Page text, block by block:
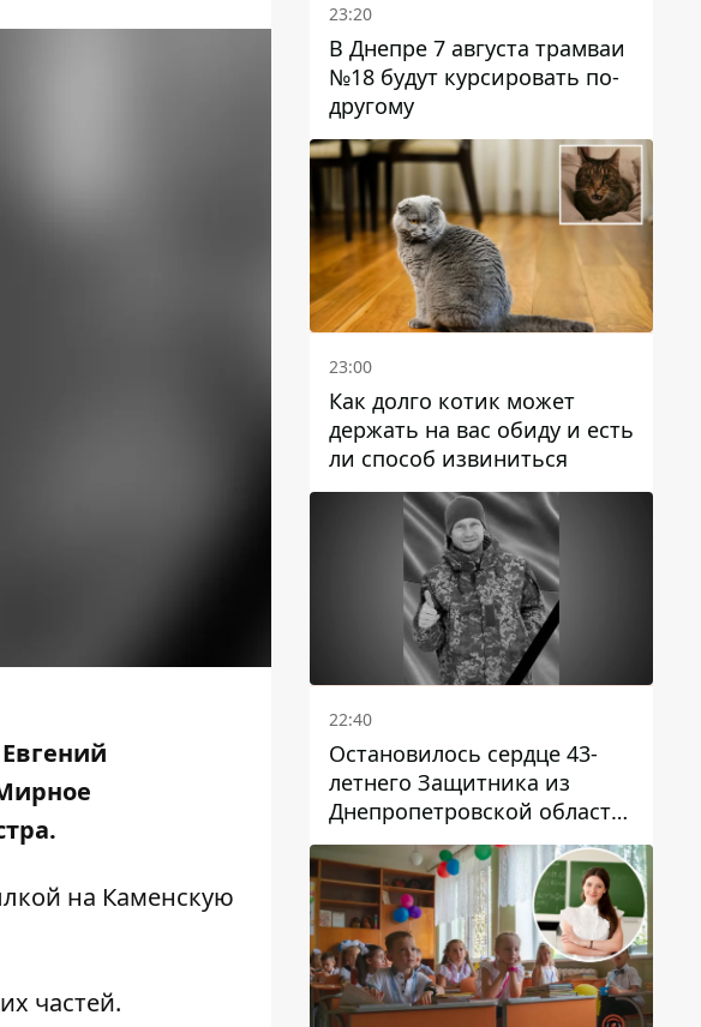
на Каменскую
частей.
23:20
В Днепре 7 августа трамваи
№18 будут курсировать по-
другому
23:00
Как долго котик может
держать на вас обиду и есть
ли способ извиниться
22:40
Остановилось сердце 43-
летнего Защитника из
Днепропетровской области
Евгения Зинченко